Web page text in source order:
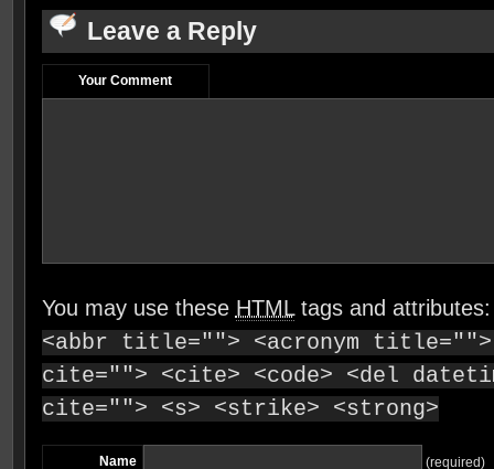
Leave a Reply
Your Comment
You may use these HTMLtags and
<abbr title=""> <acronym title="">
cite=""> <cite> <code> <del
cite=""> <s> <strike> <strong>
Name (required)